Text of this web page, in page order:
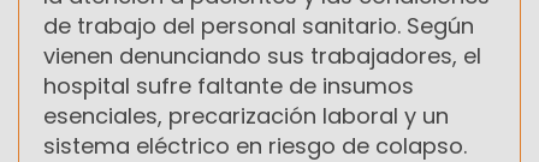
de trabajo del personal sanitario. Según
vienen denunciando sus trabajadores, el
hospital sufre faltante de insumos
esenciales, precarización laboral y un
sistema eléctrico en riesgo de colapso.